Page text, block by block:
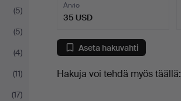
(5)
(5)
(4)
(11)
(17)
Arvio
35 USD
Aseta hakuvahti
Hakuja voi tehdä myös täällä: